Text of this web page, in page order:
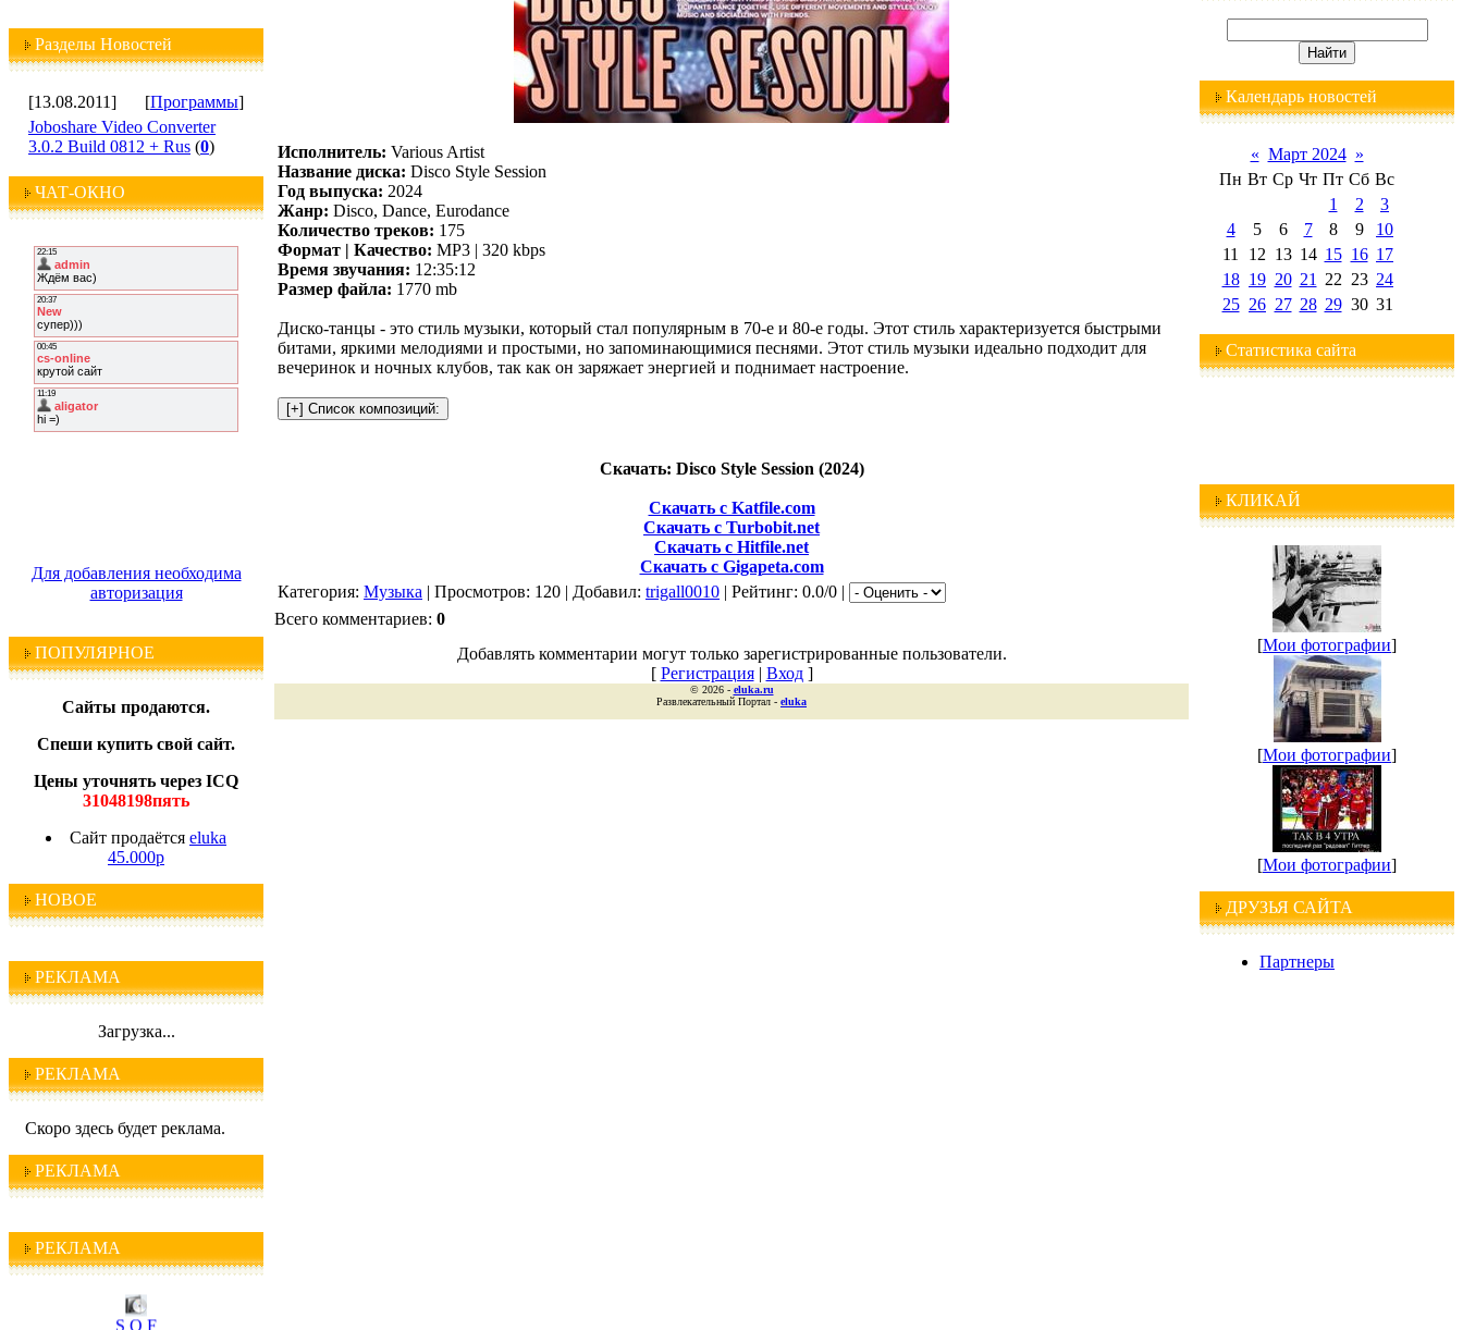
Разделы Новостей
[13.08.2011] [Программы]
Joboshare Video Converter
3.0.2 Build 0812 + Rus (0)
ЧАТ-ОКНО
Для добавления необходима
авторизация
ПОПУЛЯРНОЕ
Сайты продаются.
Спеши купить свой сайт.
Цены уточнять через ICQ
31048198пять
Сайт продаётся eluka
45.000р
НОВОЕ
РЕКЛАМА
Загрузка...
РЕКЛАМА
Скоро здесь будет реклама.
РЕКЛАМА
РЕКЛАМАI C Q
S O F
Исполнитель: Various Artist
Название диска: Disco Style Session
Год выпуска: 2024
Жанр: Disco, Dance, Eurodance
Количество треков: 175
Формат | Качество: MP3 | 320 kbps
Время звучания: 12:35:12
Размер файла: 1770 mb
Диско-танцы - это стиль музыки, который стал популярным в 70-е и 80-е годы. Этот стиль характеризуется быстрыми
битами, яркими мелодиями и простыми, но запоминающимися песнями. Этот стиль музыки идеально подходит для
вечеринок и ночных клубов, так как он заряжает энергией и поднимает настроение.
Скачать: Disco Style Session (2024)
Скачать с Katfile.com
Скачать с Turbobit.net
Скачать с Hitfile.net
Скачать с Gigapeta.com
Категория: Музыка | Просмотров: 120 | Добавил: trigall0010 | Рейтинг: 0.0/0 |
Всего комментариев: 0
Добавлять комментарии могут только зарегистрированные пользователи.
[ Регистрация| Вход]
© 2026 - eluka.ru
Развлекательный Портал - eluka
Календарь новостей
« Март 2024 »
Пн Вт Ср Чт Пт Сб Вс
1
2
3
4
5 6 7 8 9
10
11
12 13 14 15 16 17
18 19 20 21 22 23 24
25 26 27 28 29 30 31
Статистика сайта
КЛИКАЙ
[Мои фотографии]
[Мои фотографии]
[Мои фотографии]
ДРУЗЬЯ САЙТА
Партнеры